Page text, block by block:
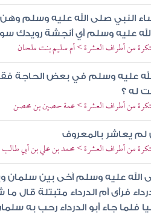
النبي صلى الله عليه وسلم
عليه وسلم أي أنجشة رويدك
من أطراف العشرة > أم سليم بنت ملحان
عليه وسلم في بعض الحاجة
له ؟
من أطراف العشرة > عمة حصين بن محصن
يعاشر بالمعروف
من أطراف العشرة > محمد بن علي بن أبي طالب
الله عليه وسلم آخى بين سلمان
فرأى أم الدرداء متبتلة
فلما جاء أبو الدرداء رحب به